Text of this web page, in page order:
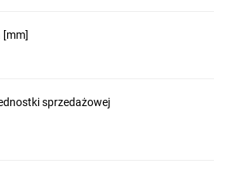
[mm]
sprzedażowej